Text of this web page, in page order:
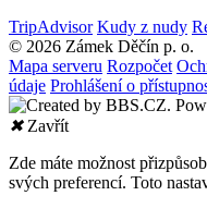
TripAdvisor Kudy z nudy
© 2026 Zámek Děčín p. o.
Mapa serveru Rozpočet
údaje Prohlášení o
✖Zavřít
Zde máte možnost
svých preferencí. Toto